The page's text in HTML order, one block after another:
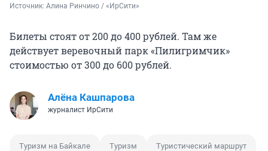
Источник: Алина Ринчино / «ИрСити»
Билеты стоят от 200 до400 рублей. Там же
действует веревочный парк «Пилигримчик»
стоимостью от 300 до 600 рублей.
Алёна Кашпарова
журналист ИрСити
Туризм на Байкале Туризм Туристический маршрут